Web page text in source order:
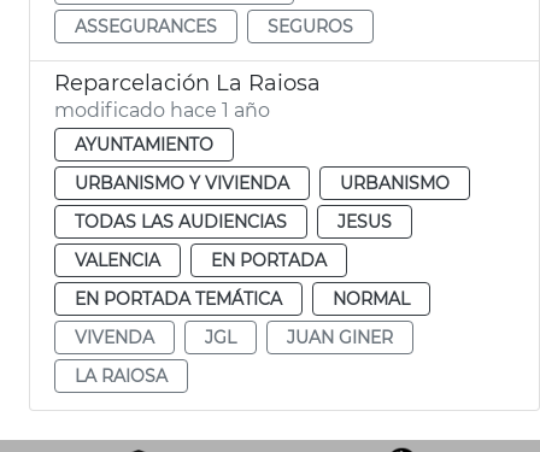
ASSEGURANCES
SEGUROS
Reparcelación La Raiosa
modificado hace 1 año
AYUNTAMIENTO
URBANISMO Y VIVIENDA
URBANISMO
TODAS LAS AUDIENCIAS
JESUS
VALENCIA
EN PORTADA
EN PORTADA TEMÁTICA
NORMAL
VIVENDA
JGL
JUAN GINER
LA RAIOSA